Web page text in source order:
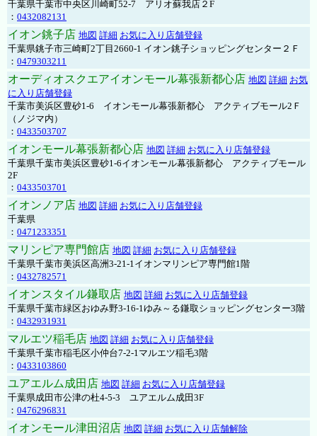
千葉県千葉市中央区川崎町52-7 アリオ蘇我店２F
： 0432082131
イオン銚子店 地図 詳細 お気に入り店舗登録
千葉県銚子市三崎町2丁目2660-1 イオン銚子ショッピングセンター２Ｆ
： 0479303211
オーディオスクエアイオンモール幕張新都心店 地図 詳細 お気
に入り店舗登録
千葉市美浜区豊砂1-6 イオンモール幕張新都心 アクティブモール2Ｆ
（ノジマ内）
： 0433503707
イオンモール幕張新都心店 地図 詳細 お気に入り店舗登録
千葉県千葉市美浜区豊砂1-6イオンモール幕張新都心 アクティブモール
2F
： 0433503701
イオンノア店 地図 詳細 お気に入り店舗登録
千葉県
： 0471233351
マリンピア専門館店 地図 詳細 お気に入り店舗登録
千葉県千葉市美浜区高洲3-21-1イオンマリンピア専門館1階
： 0432782571
イオンスタイル鎌取店 地図 詳細 お気に入り店舗登録
千葉県千葉市緑区おゆみ野3-16-1ゆみ～る鎌取ショッピングセンター3階
： 0432931931
マルエツ稲毛店 地図 詳細 お気に入り店舗登録
千葉県千葉市稲毛区小仲台7-2-1マルエツ稲毛3階
： 0433103860
ユアエルム成田店 地図 詳細 お気に入り店舗登録
千葉県成田市公津の杜4-5-3 ユアエルム成田3F
： 0476296831
イオンモール津田沼店 地図 詳細 お気に入り店舗解除